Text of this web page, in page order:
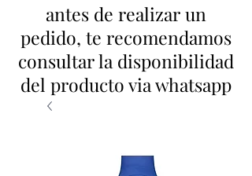
antes de realizar un
pedido, te recomendamos
consultar la disponibilidad
del producto via whatsapp